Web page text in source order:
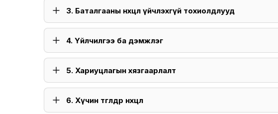
3. Баталгааны нөхцөл үйчлэхгүй тохиолдлууд
4. Үйлчилгээ ба дэмжлэг
5. Хариуцлагын хязгаарлалт
6. Хүчин төгөлдөр нөхцөл